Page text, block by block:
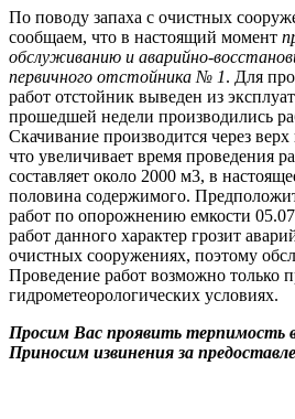
По поводу запаха с очистных
сообщаем, что в настоящий момент
обслуживанию и аварийно-
первичного отстойника № 1. Для
работ отстойник выведен из
прошедшей недели производились
Скачивание производится через
что увеличивает время проведения
составляет около 2000 м3, в
половина содержимого.
работ по опорожнению емкости
работ данного характер грозит
очистных сооружениях, поэтому
Проведение работ возможно только
гидрометеорологических условиях.
Просим Вас проявить терпимость
Приносим извинения за